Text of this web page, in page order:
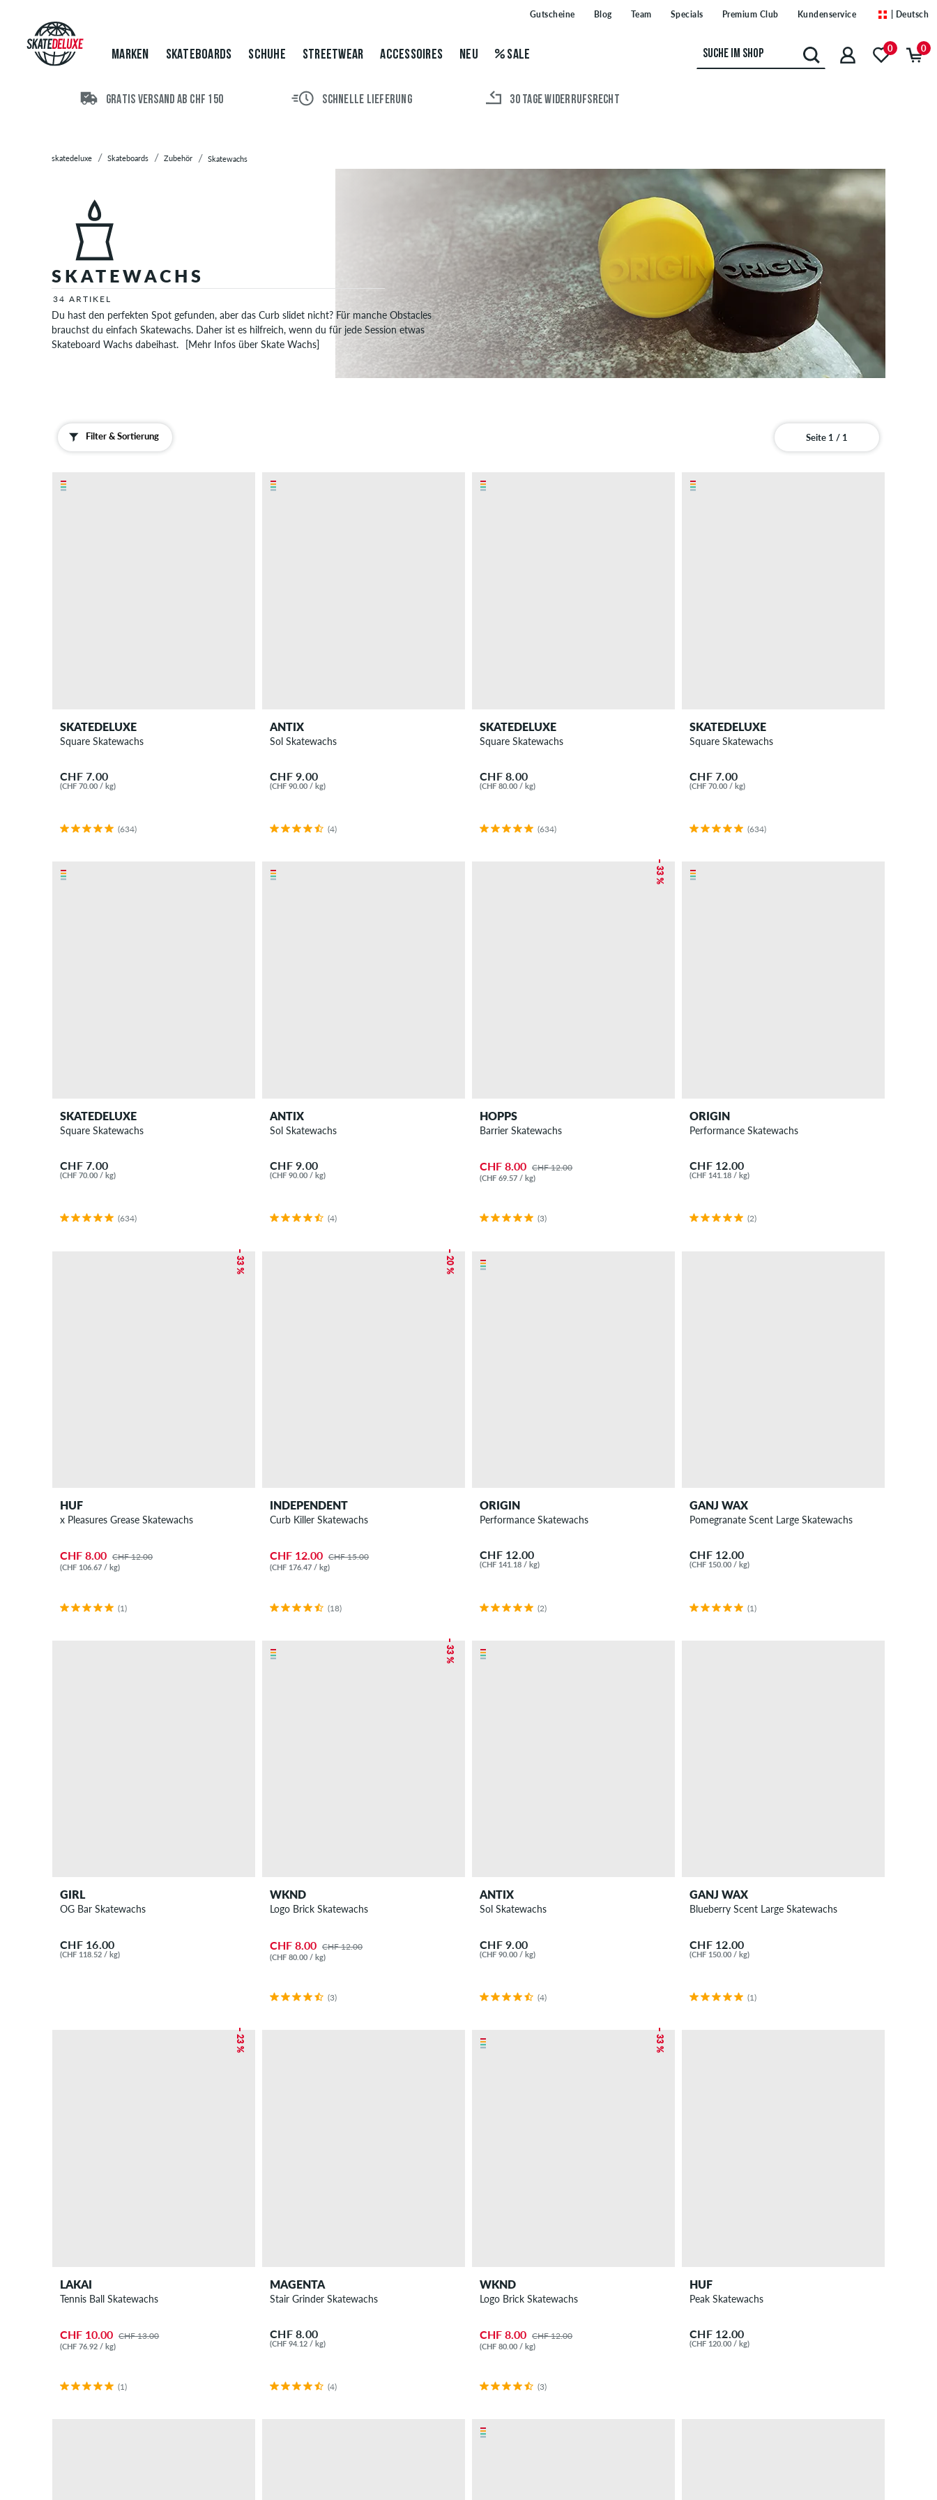
Skateboards
Skateboard
Decks
Kugellager
Skateboards
Skateboards
Longboards
Zubehör
Werkzeug
Lenkgummis
Rails
Kleinteile
Sonstiges
Gutscheine Blog Team Specials Premium Club Kundenservice | Deutsch
MARKEN SKATEBOARDS SCHUHE STREETWEAR ACCESSOIRES NEU SALE 0 0
GRATIS VERSAND AB CHF 150 SCHNELLE LIEFERUNG 30 TAGE WIDERRUFSRECHT
skatedeluxe Skateboards Zubehör Skatewachs
SKATEWACHS
34 ARTIKEL
Du hast den perfekten Spot gefunden, aber das Curb slidet nicht? Für manche Obstacles
brauchst du einfach Skatewachs. Daher ist es hilfreich, wenn du für jede Session etwas
Skateboard Wachs dabeihast.
[Mehr Infos über Skate Wachs]
Filter & Sortierung Seite 1 / 1
SKATEDELUXE
Square Skatewachs
CHF 7.00
(CHF 70.00 / kg)
(634)
ANTIX
Sol Skatewachs
CHF 9.00
(CHF 90.00 / kg)
(4)
SKATEDELUXE
Square Skatewachs
CHF 8.00
(CHF 80.00 / kg)
(634)
SKATEDELUXE
Square Skatewachs
CHF 7.00
(CHF 70.00 / kg)
(634)
SKATEDELUXE
Square Skatewachs
CHF 7.00
(CHF 70.00 / kg)
(634)
ANTIX
Sol Skatewachs
CHF 9.00
(CHF 90.00 / kg)
(4)
– 33 %
HOPPS
Barrier Skatewachs
CHF 8.00 CHF 12.00
(CHF 69.57 / kg)
(3)
ORIGIN
Performance Skatewachs
CHF 12.00
(CHF 141.18 / kg)
(2)
– 33 %
HUF
x Pleasures Grease Skatewachs
CHF 8.00 CHF 12.00
(CHF 106.67 / kg)
(1)
– 20 %
INDEPENDENT
Curb Killer Skatewachs
CHF 12.00 CHF 15.00
(CHF 176.47 / kg)
(18)
ORIGIN
Performance Skatewachs
CHF 12.00
(CHF 141.18 / kg)
(2)
GANJ WAX
Pomegranate Scent Large Skatewachs
CHF 12.00
(CHF 150.00 / kg)
(1)
GIRL
OG Bar Skatewachs
CHF 16.00
(CHF 118.52 / kg)
– 33 %
WKND
Logo Brick Skatewachs
CHF 8.00 CHF 12.00
(CHF 80.00 / kg)
(3)
ANTIX
Sol Skatewachs
CHF 9.00
(CHF 90.00 / kg)
(4)
GANJ WAX
Blueberry Scent Large Skatewachs
CHF 12.00
(CHF 150.00 / kg)
(1)
– 23 %
LAKAI
Tennis Ball Skatewachs
CHF 10.00 CHF 13.00
(CHF 76.92 / kg)
(1)
MAGENTA
Stair Grinder Skatewachs
CHF 8.00
(CHF 94.12 / kg)
(4)
– 33 %
WKND
Logo Brick Skatewachs
CHF 8.00 CHF 12.00
(CHF 80.00 / kg)
(3)
HUF
Peak Skatewachs
CHF 12.00
(CHF 120.00 / kg)